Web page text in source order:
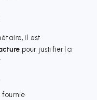
il est
pour justifier la